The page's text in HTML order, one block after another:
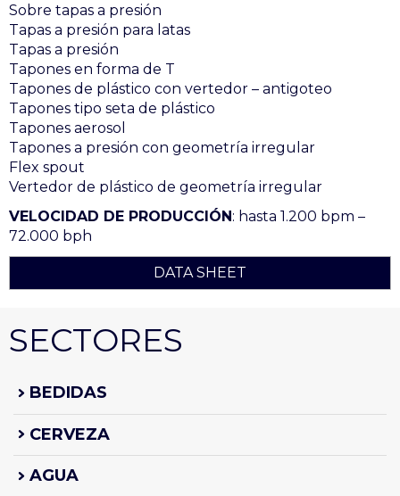
Sobre tapas a presión
Tapas a presión para latas
Tapas a presión
Tapones en forma de T
Tapones de plástico con vertedor – antigoteo
Tapones tipo seta de plástico
Tapones aerosol
Tapones a presión con geometría irregular
Flex spout
Vertedor de plástico de geometría irregular
VELOCIDAD DE PRODUCCIÓN: hasta 1.200 bpm –
72.000 bph
DATA SHEET
SECTORES
BEDIDAS
CERVEZA
AGUA